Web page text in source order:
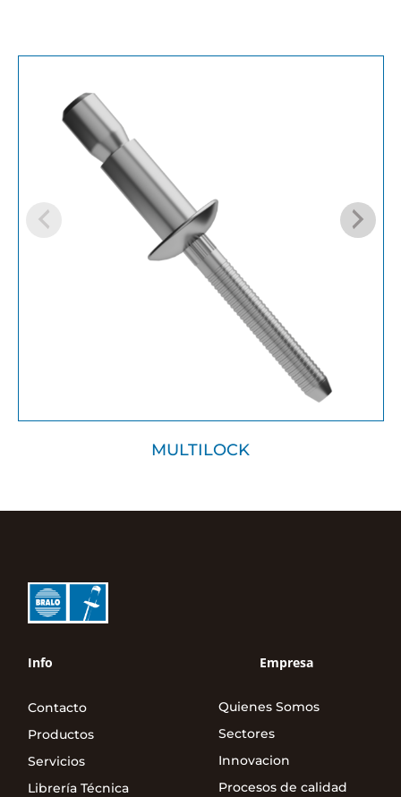
MULTILOCK
Info
Contacto
Productos
Servicios
Librería Técnica
Empresa
Quienes Somos
Sectores
Innovacion
Procesos de calidad